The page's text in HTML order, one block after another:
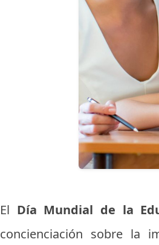
El Día Mundial de la
concienciación sobre la